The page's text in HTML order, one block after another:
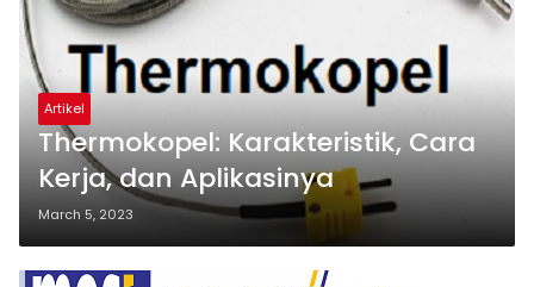
Artikel
Thermokopel: Karakteristik, Cara
Kerja, dan Aplikasinya
March 5, 2023